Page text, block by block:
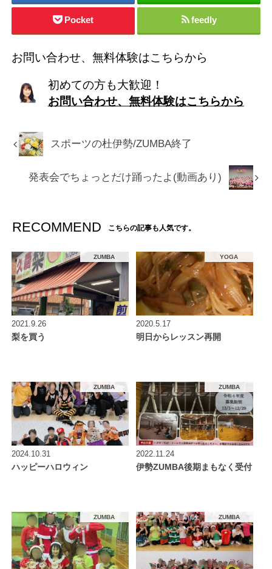
Pocket feedly
お問い合わせ、無料体験はこちらから
初めての方も大歓迎！
お問い合わせ、無料体験はこちらから
スポーツの杜伊勢/ZUMBA終了
発表会でちょっとだけ踊ったよ(動画あり)
RECOMMEND こちらの記事も人気です。
ZUMBA
2021.9.26
梨を買う
YOGA
2020.5.17
明日からレッスン再開
ZUMBA
2024.10.31
ハッピーハロウィン
ZUMBA
2022.11.24
伊勢ZUMBA後期まもなく受付
ZUMBA ZUMBA